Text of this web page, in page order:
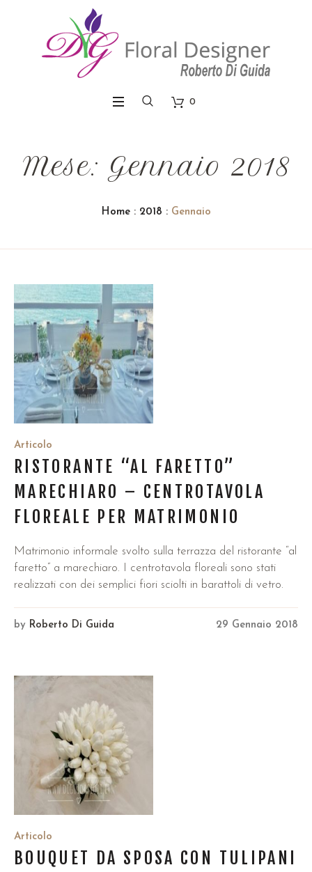
0
Mese: Gennaio 2018
Home : 2018 : Gennaio
Articolo
RISTORANTE “AL FARETTO”
MARECHIARO – CENTROTAVOLA
FLOREALE PER MATRIMONIO
Matrimonio informale svolto sulla terrazza del ristorante “al
faretto” a marechiaro. I centrotavola floreali sono stati
realizzati con dei semplici fiori sciolti in barattoli di vetro.
29 Gennaio 2018
by Roberto Di Guida
Articolo
BOUQUET DA SPOSA CON TULIPANI